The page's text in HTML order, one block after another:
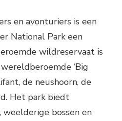
en avonturiers is een
National Park een
wildreservaat is
‘Big
de neushoorn, de
Het park biedt
bossen en